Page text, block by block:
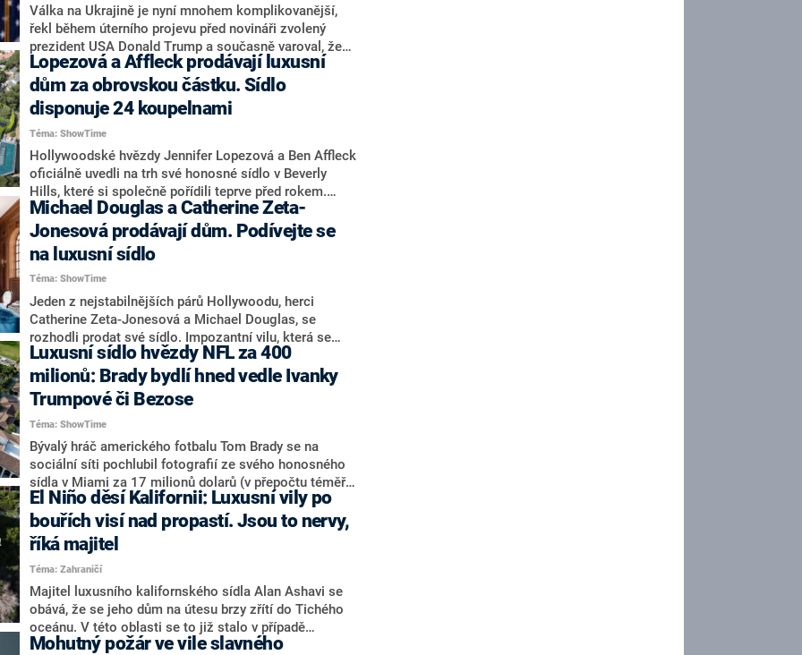
Válka na Ukrajině je nyní mnohem komplikovanější,
řekl během úterního projevu před novináři zvolený
prezident USA Donald Trump a současně varoval, že
konflikt může přerůst do mnohem horší podoby.
Ohledně vývoje války také prozradil, že šéf Kremlu
Vladimir Putin by prý rád zasedl k jednání. Trump
mimo jiné zkritizoval dosluhujícího prezidenta Joea
Bidena za to, že jeho taktika ohledně Ukrajiny je
neefektivní. Projev ve vysílání CNN Prima NEWS
zhodnotil politický komentátor Roman Joch.
Lopezová a Affleck prodávají luxusní
dům za obrovskou částku. Sídlo
disponuje 24 koupelnami
Téma: ShowTime
Hollywoodské hvězdy Jennifer Lopezová a Ben Affleck
oficiálně uvedli na trh své honosné sídlo v Beverly
Hills, které si společně pořídili teprve před rokem.
Noví majitelé si mohou dům pořídit za
astronomických 68 milionů dolarů, tedy v přepočtu za
téměř 1,6 miliardy korun, informoval server Mansion
Global.
Michael Douglas a Catherine Zeta-
Jonesová prodávají dům. Podívejte se
na luxusní sídlo
Téma: ShowTime
Jeden z nejstabilnějších párů Hollywoodu, herci
Catherine Zeta-Jonesová a Michael Douglas, se
rozhodli prodat své sídlo. Impozantní vilu, která se
nachází v Irvingtonu nedaleko New Yorku na břehu
řeky Hudson, si mohou noví majitelé pořídit za
necelých 280 milionů korun, napsal web Wall Street
Journal.
Luxusní sídlo hvězdy NFL za 400
milionů: Brady bydlí hned vedle Ivanky
Trumpové či Bezose
Téma: ShowTime
Bývalý hráč amerického fotbalu Tom Brady se na
sociální síti pochlubil fotografií ze svého honosného
sídla v Miami za 17 milionů dolarů (v přepočtu téměř
400 milionů korun). Rezidence se nachází na ostrově
přezdívaném miliardářský bunkr, kde bydlí například
Ivanka Trumpová, nemovitost zde má i zakladatel
Amazonu Jeff Bezos. Bradyho exmanželka, modelka
Gisele Bündchenová, si po rozvodu zakoupila dům
hned naproti hvězdě NFL.
El Niño děsí Kalifornii: Luxusní vily po
bouřích visí nad propastí. Jsou to nervy,
říká majitel
Téma: Zahraničí
Majitel luxusního kalifornského sídla Alan Ashavi se
obává, že se jeho dům na útesu brzy zřítí do Tichého
oceánu. V této oblasti se to již stalo v případě
několika budov v důsledku sesuvů půdy způsobených
Mohutný požár ve vile slavného